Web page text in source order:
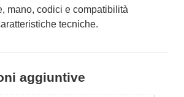
mano, codici e compatibilità
tecniche.
aggiuntive